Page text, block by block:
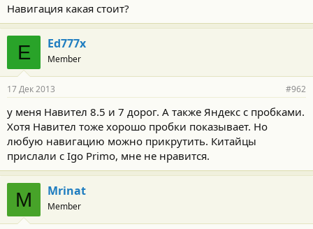
Навигация какая стоит?
E Ed777x
Member
17 Дек 2013 #962
у меня Навител 8.5 и 7 дорог. А также Яндекс с пробками.
Хотя Навител тоже хорошо пробки показывает. Но
любую навигацию можно прикрутить. Китайцы
прислали с Igo Primo, мне не нравится.
M Mrinat
Member